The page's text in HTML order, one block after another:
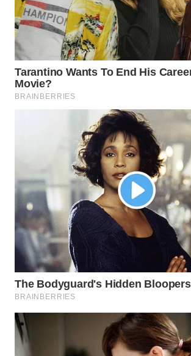
WN
MALUT
WN
DAIRI
NIAS
WN
LANGKAT
WN
TAPANULI
SELATAN
WN
TANJUNG
LESUNG